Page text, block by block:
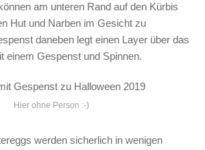
am unteren Rand auf den Kürbis
Hut und Narben im Gesicht zu
daneben legt einen Layer über das
einem Gespenst und Spinnen.
Hier ohne Person :-)
werden sicherlich in wenigen